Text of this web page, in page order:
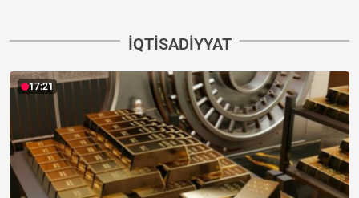
İQTISADIYYAT
17:21